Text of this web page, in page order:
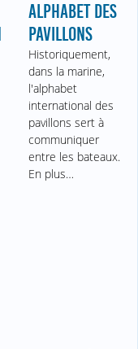
ALPHABET DES
PAVILLONS
Historiquement,
dans la marine,
l'alphabet
international des
pavillons sert à
communiquer
entre les bateaux.
En plus…